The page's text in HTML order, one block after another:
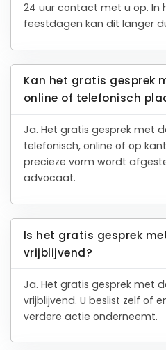
24 uur contact met u op. In
feestdagen kan dit langer
Kan het gratis gesprek
online of telefonisch
Ja. Het gratis gesprek met
telefonisch, online of op
precieze vorm wordt
advocaat.
Is het gratis gesprek
vrijblijvend?
Ja. Het gratis gesprek met
vrijblijvend. U beslist zelf of
verdere actie onderneemt.